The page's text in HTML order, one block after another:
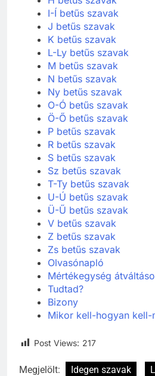
I-Í betűs szavak
J betűs szavak
K betűs szavak
L-Ly betűs szavak
M betűs szavak
N betűs szavak
Ny betűs szavak
O-Ó betűs szavak
Ö-Ő betűs szavak
P betűs szavak
R betűs szavak
S betűs szavak
Sz betűs szavak
T-Ty betűs szavak
U-Ú betűs szavak
Ü-Ű betűs szavak
V betűs szavak
Z betűs szavak
Zs betűs szavak
Olvasónapló
Mértékegység
Tudtad?
Bizony
Mikor kell-hogyan kell-
Post Views: 217
Megjelölt: Idegen szavak